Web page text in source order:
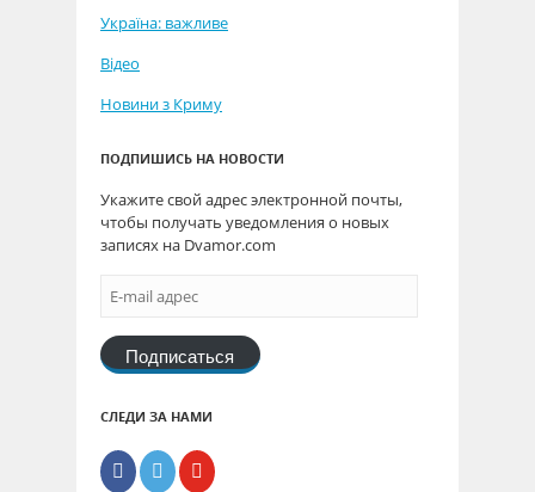
Україна: важливе
Відео
Новини з Криму
ПОДПИШИСЬ НА НОВОСТИ
Укажите свой адрес электронной почты,
чтобы получать уведомления о новых
записях на Dvamor.com
Подписаться
СЛЕДИ ЗА НАМИ